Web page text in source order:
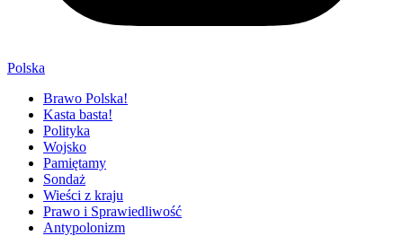
Polska
Brawo Polska!
Kasta basta!
Polityka
Wojsko
Pamiętamy
Sondaż
Wieści z kraju
Prawo i Sprawiedliwość
Antypolonizm